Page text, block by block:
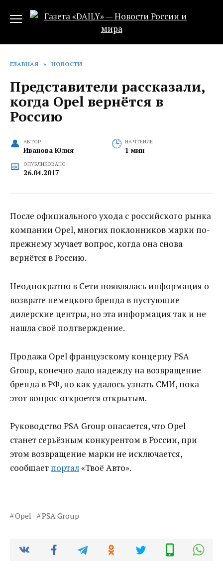
ГЛАВНАЯ » НОВОСТИ
Представители рассказали,
когда Opel вернётся в
Россию
АВТОР
Иванова Юлия
НА ЧТЕНИЕ
1 мин
ОПУБЛИКОВАНО
26.04.2017
После официального ухода с российского рынка
компании Opel, многих поклонников марки по-
прежнему мучает вопрос, когда она снова
вернётся в Россию.
Неоднократно в Сети появлялась информация о
возврате немецкого бренда в пустующие
дилерские центры, но эта информация так и не
нашла своё подтверждение.
Продажа Opel французскому концерну PSA
Group, конечно дало надежду на возвращение
бренда в РФ, но как удалось узнать СМИ, пока
этот вопрос откроется открытым.
Руководство PSA Group опасается, что Opel
станет серьёзным конкурентом в России, при
этом возвращение марки не исключается,
сообщает портал«Твоё Авто».
Opel PSA Group